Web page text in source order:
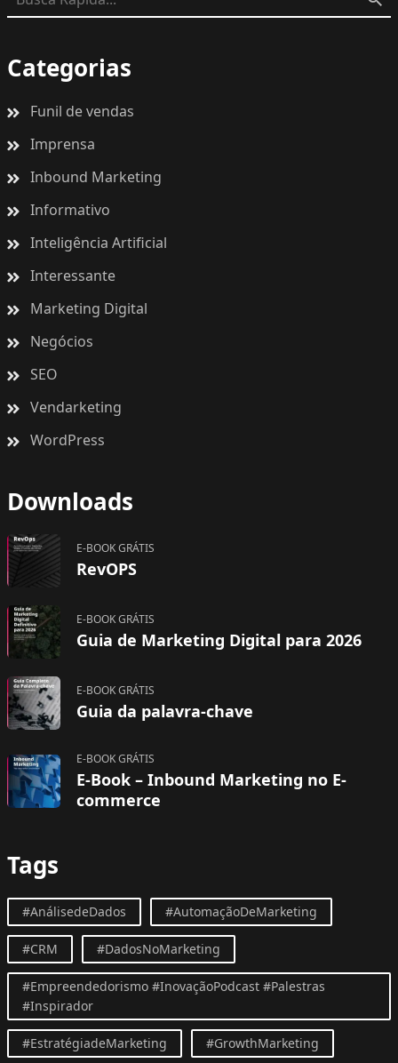
Categorias
Funil de vendas
Imprensa
Inbound Marketing
Informativo
Inteligência Artificial
Interessante
Marketing Digital
Negócios
SEO
Vendarketing
WordPress
Downloads
E-BOOK GRÁTIS
RevOPS
E-BOOK GRÁTIS
Guia de Marketing Digital para 2026
E-BOOK GRÁTIS
Guia da palavra-chave
E-BOOK GRÁTIS
E-Book – Inbound Marketing no E-
commerce
Tags
#AnálisedeDados #AutomaçãoDeMarketing
#CRM #DadosNoMarketing
#Empreendedorismo #InovaçãoPodcast #Palestras
#Inspirador
#EstratégiadeMarketing #GrowthMarketing